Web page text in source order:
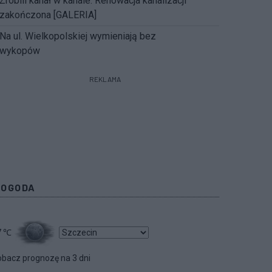
zakończona [GALERIA]
Na ul. Wielkopolskiej wymieniają bez
wykopów
REKLAMA
℃
prognozę na 3 dni